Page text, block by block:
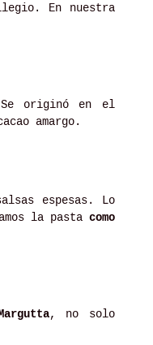
En nuestra
Se originó en el
amargo.
espesas. Lo
la pasta como
, no solo